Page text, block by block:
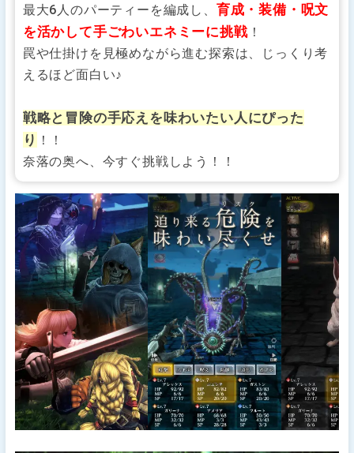
最大6人のパーティーを編成し、 育成・装備・呪文
を活かして手ごわいエネミーに挑戦！
罠や仕掛けを見極めながら進む探索は、じっくり考
えるほど面白い♪
戦略と冒険の手応えを味わいたい人にぴった
り ！！
奈落の奥へ、今すぐ挑戦しよう！！